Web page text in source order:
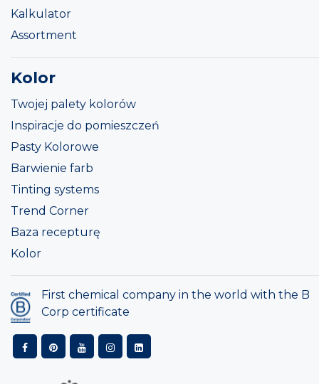
Kalkulator
Assortment
Kolor
Twojej palety kolorów
Inspiracje do pomieszczeń
Pasty Kolorowe
Barwienie farb
Tinting systems
Trend Corner
Baza recepturę
Kolor
First chemical company in the world with the B
Corp certificate